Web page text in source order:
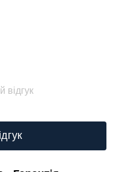
відгук